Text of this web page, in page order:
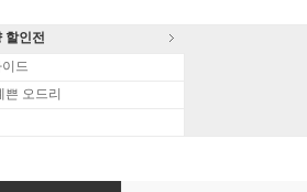
할인전
드
쁜 오드리